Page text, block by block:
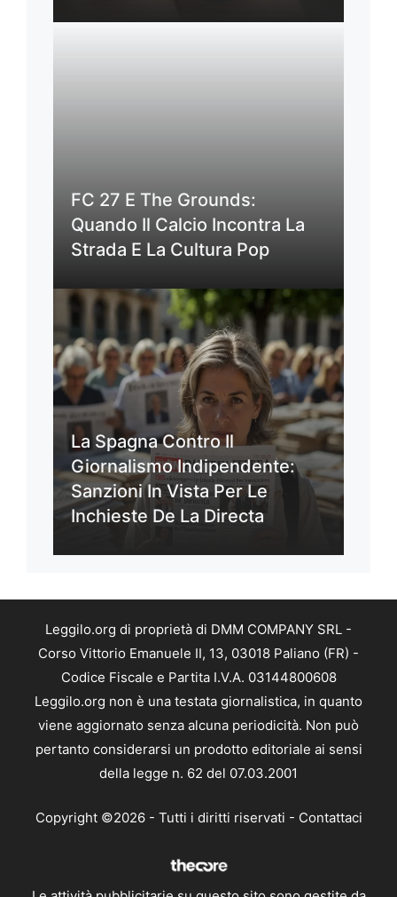
FC 27 E The Grounds:
Quando Il Calcio Incontra La
Strada E La Cultura Pop
La Spagna Contro Il
Giornalismo Indipendente:
Sanzioni In Vista Per Le
Inchieste De La Directa
Leggilo.org di proprietà di DMM COMPANY SRL -
Corso Vittorio Emanuele II, 13, 03018 Paliano (FR) -
Codice Fiscale e Partita I.V.A. 03144800608
Leggilo.org non è una testata giornalistica, in quanto
viene aggiornato senza alcuna periodicità. Non può
pertanto considerarsi un prodotto editoriale ai sensi
della legge n. 62 del 07.03.2001
Copyright ©2026 - Tutti i diritti riservati - Contattaci